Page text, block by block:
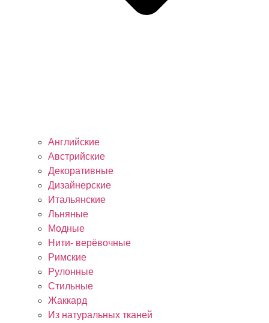
Английские
Австрийские
Декоративные
Дизайнерские
Итальянские
Льняные
Модные
Нити- верёвочные
Римские
Рулонные
Стильные
Жаккард
Из натуральных тканей